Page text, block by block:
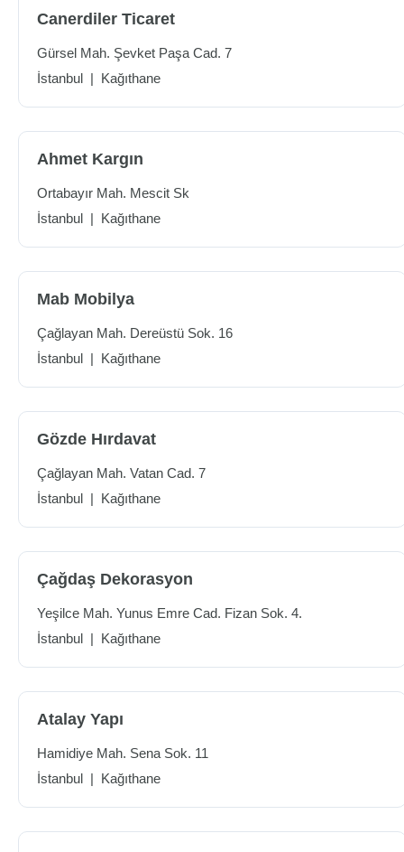
Canerdiler Ticaret
Gürsel Mah. Şevket Paşa Cad. 7
İstanbul | Kağıthane
Ahmet Kargın
Ortabayır Mah. Mescit Sk
İstanbul | Kağıthane
Mab Mobilya
Çağlayan Mah. Dereüstü Sok. 16
İstanbul | Kağıthane
Gözde Hırdavat
Çağlayan Mah. Vatan Cad. 7
İstanbul | Kağıthane
Çağdaş Dekorasyon
Yeşilce Mah. Yunus Emre Cad. Fizan Sok. 4.
İstanbul | Kağıthane
Atalay Yapı
Hamidiye Mah. Sena Sok. 11
İstanbul | Kağıthane